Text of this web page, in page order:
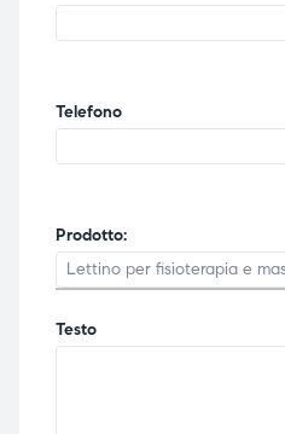
Telefono
Prodotto:
Testo